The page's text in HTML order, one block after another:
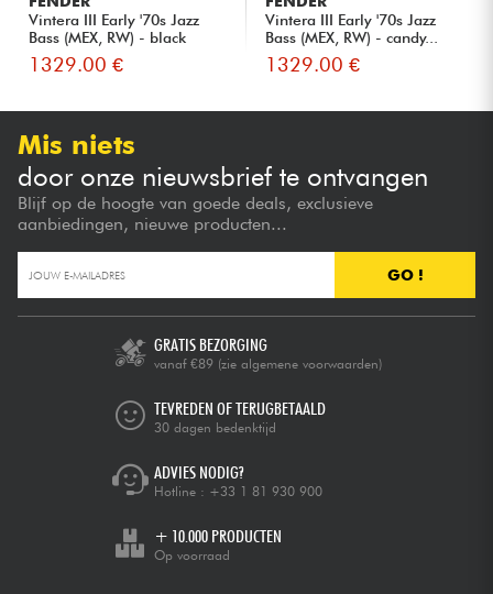
Vintera III Early '70s Jazz
Bass (MEX, RW) - black
1329.00 €
Vintera III Early '70s Jazz
Bass (MEX, RW) - candy...
1329.00 €
Mis niets
door onze nieuwsbrief te ontvangen
Blijf op de hoogte van goede deals, exclusieve
aanbiedingen, nieuwe producten...
GO !
GRATIS BEZORGING
vanaf €89 (zie algemene voorwaarden)
TEVREDEN OF TERUGBETAALD
30 dagen bedenktijd
ADVIES NODIG?
Hotline : +33 1 81 930 900
+ 10.000 PRODUCTEN
Op voorraad